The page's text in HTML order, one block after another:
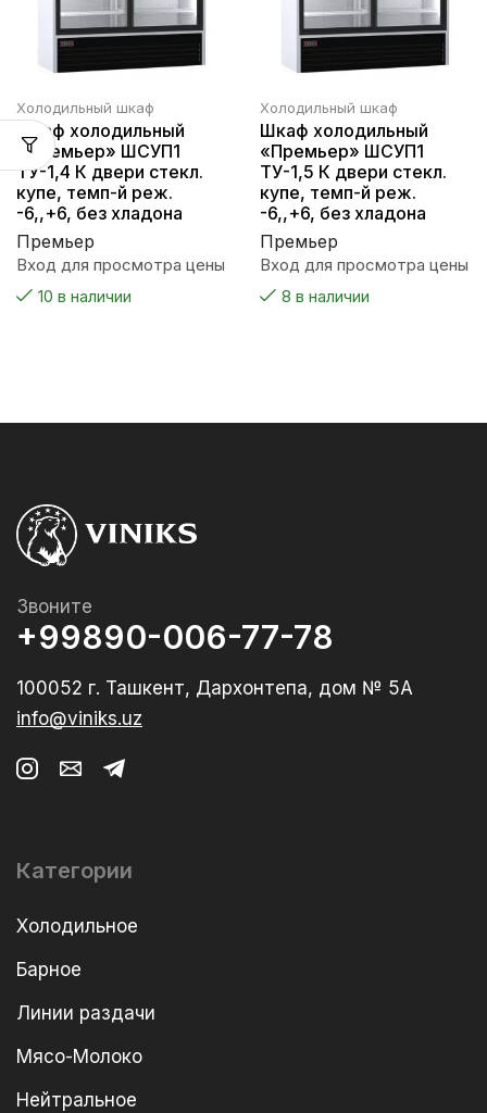
Холодильный шкаф
Шкаф холодильный
«Премьер» ШСУП1
ТУ-1,4 К двери стекл.
купе, темп-й реж.
-6,,+6, без хладона
Премьер
Вход для просмотра цены
10 в наличии
Холодильный шкаф
Шкаф холодильный
«Премьер» ШСУП1
ТУ-1,5 К двери стекл.
купе, темп-й реж.
-6,,+6, без хладона
Премьер
Вход для просмотра цены
8 в наличии
Звоните
+99890-006-77-78
100052 г. Ташкент, Дархонтепа, дом № 5А
info@viniks.uz
Категории
Холодильное
Барное
Линии раздачи
Мясо-Молоко
Нейтральное